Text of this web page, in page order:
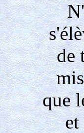
de
que
et